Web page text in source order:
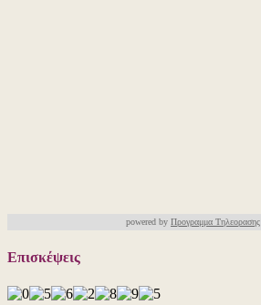
powered by Προγραμμα Τηλεορασης
Επισκέψεις